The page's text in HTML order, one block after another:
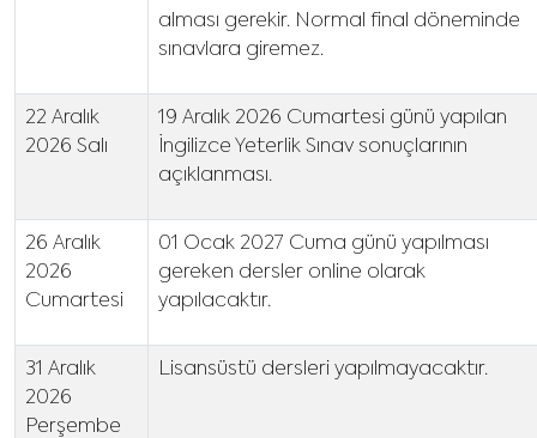
alması gerekir. Normal final döneminde
sınavlara giremez.
22 Aralık
2026 Salı
19 Aralık 2026 Cumartesi günü yapılan
İngilizce Yeterlik Sınav sonuçlarının
açıklanması.
26 Aralık
2026
Cumartesi
01 Ocak 2027 Cuma günü yapılması
gereken dersler online olarak
yapılacaktır.
31 Aralık
2026
Perşembe
Lisansüstü dersleri yapılmayacaktır.